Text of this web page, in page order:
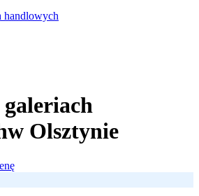
handlowych
w Olsztynie